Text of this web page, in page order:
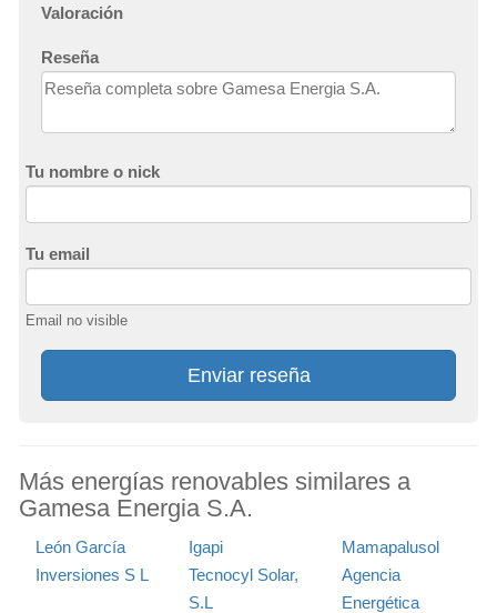
Valoración
Reseña
Tu nombre o nick
Tu email
Email no visible
Enviar reseña
Más energías renovables similares a
Gamesa Energia S.A.
León García
Inversiones S L
Igapi
Mamapalusol
Tecnocyl Solar,
S.L
Agencia
Energética